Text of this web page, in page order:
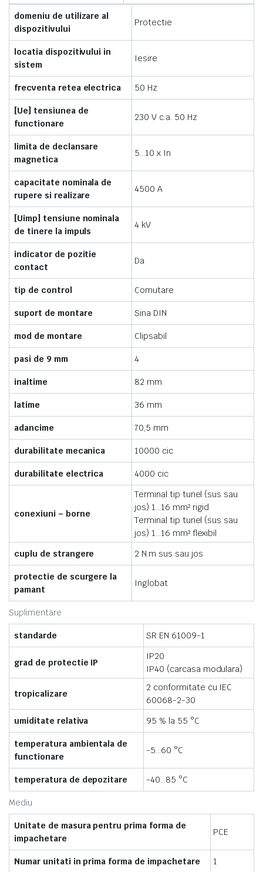
Suplimentare
domeniu de utilizare al
dispozitivului
Protectie
locatia dispozitivului in
sistem
Iesire
frecventa retea electrica 50 Hz
[Ue] tensiunea de
functionare
230 V c.a. 50 Hz
limita de declansare
magnetica
5…10 x In
capacitate nominala de
rupere si realizare
4500 A
[Uimp] tensiune nominala
de tinere la impuls
4 kV
indicator de pozitie
contact
Da
tip de control Comutare
suport de montare Sina DIN
mod de montare Clipsabil
pasi de 9 mm 4
inaltime 82 mm
latime 36 mm
adancime 70,5 mm
durabilitate mecanica 10000 cic
durabilitate electrica 4000 cic
conexiuni – borne
Terminal tip tunel (sus sau
jos) 1…16 mm² rigid
Terminal tip tunel (sus sau
jos) 1…16 mm² flexibil
cuplu de strangere
2 N.m sus sau jos
protectie de scurgere la
pamant
Inglobat
Mediu
standarde SR EN 61009-1
grad de protectie IP
IP20
IP40 (carcasa modulara)
tropicalizare
2 conformitate cu IEC
60068-2-30
umiditate relativa
95 % la 55 °C
temperatura ambientala de
functionare
-5…60 °C
temperatura de depozitare -40…85 °C
Unitate de masura pentru prima forma de
impachetare
PCE
Numar unitati in prima forma de impachetare 1